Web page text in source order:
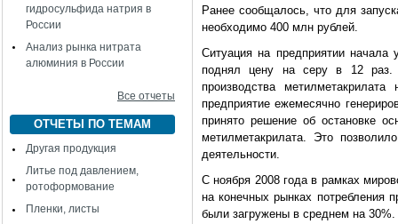
гидросульфида натрия в
России
Анализ рынка нитрата
алюминия в России
Все отчеты
ОТЧЕТЫ ПО ТЕМАМ
Другая продукция
Литье под давлением,
ротоформование
Пленки, листы
Ранее сообщалось, что для
необходимо 400 млн рублей.
Ситуация на предприятии
поднял цену на серу в 12 раз.
производства
предприятие ежемесячно
принято решение об остановке
метилметакрилата. Это
деятельности.
С ноября 2008 года в рамках
на конечных рынках
были загружены в среднем на 30%.